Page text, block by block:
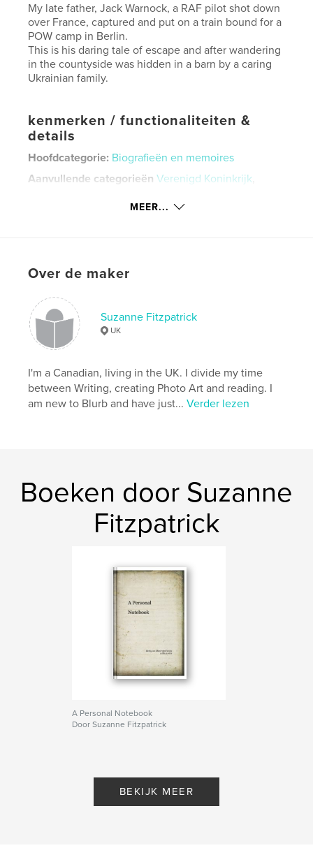
My late father, Jack Warnock, a RAF pilot shot down
over France, captured and put on a train bound for a
POW camp in Berlin.
This is his daring tale of escape and after wandering
in the countyside was hidden in a barn by a caring
Ukrainian family.
kenmerken / functionaliteiten &
details
Hoofdcategorie: Biografieën en memoires
Aanvullende categorieën Verenigd Koninkrijk
13×20 cm
Taal
English
Trefwoorden
Ukrainian
Royal Air Force
MEER...
Over de maker
Suzanne Fitzpatrick
UK
I'm a Canadian, living in the UK. I divide my time
between Writing, creating Photo Art and reading. I
am new to Blurb and have just...Verder lezen
Boeken door Suzanne
Fitzpatrick
A Personal Notebook
Door Suzanne Fitzpatrick
BEKIJK MEER